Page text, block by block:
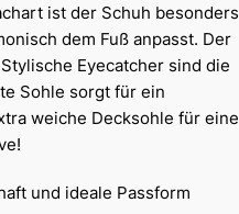
ist der Schuh besonders
dem Fuß anpasst. Der
Eyecatcher sind die
Sohle sorgt für ein
weiche Decksohle für eine
und ideale Passform